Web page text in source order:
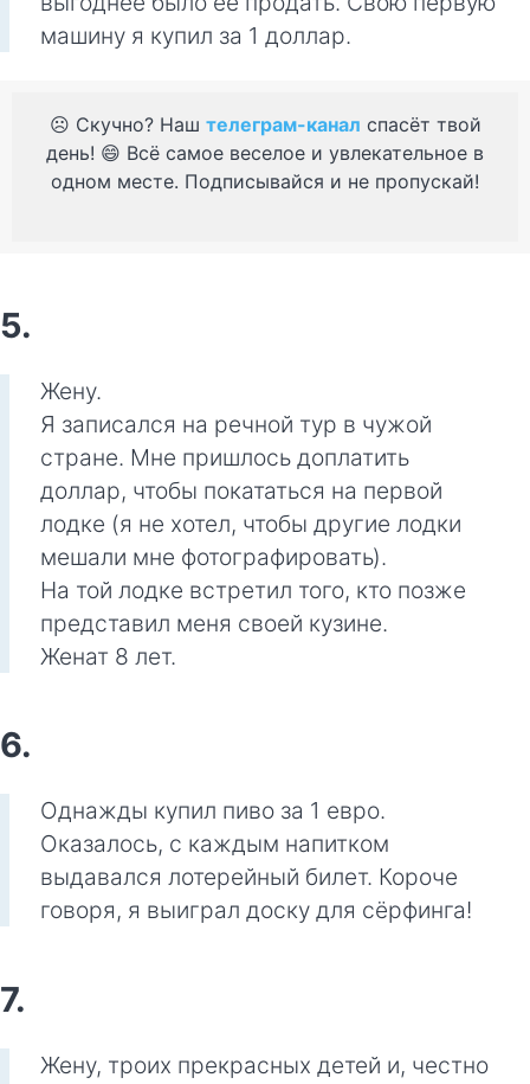
машину я купил за 1 доллар.
☹️ Скучно? Наш телеграм-канал спасёт твой
день! 😄 Всё самое веселое и увлекательное в
одном месте. Подписывайся и не пропускай!
5.
Жену.
Я записался на речной тур в чужой
стране. Мне пришлось доплатить
доллар, чтобы покататься на первой
лодке (я не хотел, чтобы другие лодки
мешали мне фотографировать).
На той лодке встретил того, кто позже
представил меня своей кузине.
Женат 8 лет.
6.
Однажды купил пиво за 1 евро.
Оказалось, с каждым напитком
выдавался лотерейный билет. Короче
говоря, я выиграл доску для сёрфинга!
7.
Жену, троих прекрасных детей и, честно